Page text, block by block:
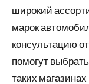
широкий
марок
консультацию
помогут
таких